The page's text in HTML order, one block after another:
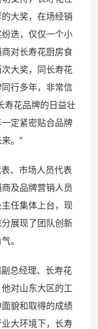
大奖，在场经销
迭，仅仅一个小
对长寿花厨房食
大奖，同长寿花
行多年，非常信
寿花品牌的日益壮
定紧密贴合品牌
。”
、市场人员代表
及品牌营销人员
任集体上台，现
展现了团队创新
。
总经理、长寿花
对山东大区的工
貌和取得的成绩
大环境下，长寿